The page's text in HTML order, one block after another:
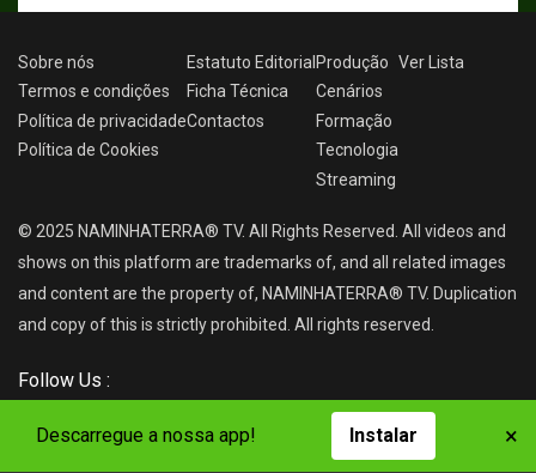
Sobre nós
Termos e condições
Política de privacidade
Política de Cookies
Estatuto Editorial
Ficha Técnica
Contactos
Produção
Cenários
Formação
Tecnologia
Streaming
Ver Lista
© 2025 NAMINHATERRA® TV. All Rights Reserved. All videos and
shows on this platform are trademarks of, and all related images
and content are the property of, NAMINHATERRA® TV. Duplication
and copy of this is strictly prohibited. All rights reserved.
Follow Us :
Descarregue a nossa app! Instalar ×